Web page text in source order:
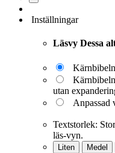
Inställningar
Läsvy Dessa
utan
Anpassad
Textstorlek:
läs-vyn.
Liten Medel